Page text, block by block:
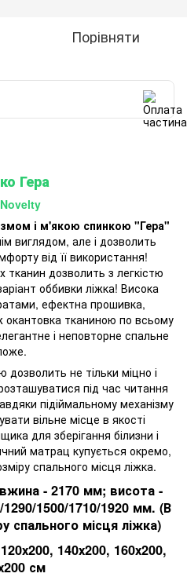
Порівняти
Гера
і м'якою спинкою "Гера"
виглядом, але і дозволить
від її використання!
тканин дозволить з легкістю
оббивки ліжка! Висока
, ефектна прошивка,
окантовка тканиною по всьому
і неповторне спальне
.
не тільки міцно і
під час читання
підіймальному механізму
вільне місце в якості
для зберігання білизни і
матрац купується окремо,
спального місця ліжка.
- 2170 мм; висота -
1290/1500/1710/1920 мм. (В
спального місця ліжка)
140х200, 160х200,
см